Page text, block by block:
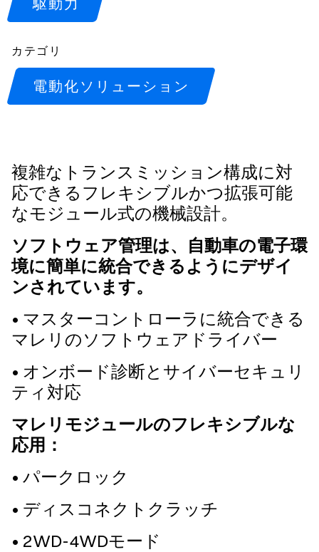
カテゴリ
電動化ソリューション
複雑なトランスミッション構成に対
応できるフレキシブルかつ拡張可能
なモジュール式の機械設計。
ソフトウェア管理は、自動車の電子環
境に簡単に統合できるようにデザイ
ンされています。
• マスターコントローラに統合できる
マレリのソフトウェアドライバー
• オンボード診断とサイバーセキュリ
ティ対応
マレリモジュールのフレキシブルな
応用：
• パークロック
• ディスコネクトクラッチ
• 2WD-4WDモード